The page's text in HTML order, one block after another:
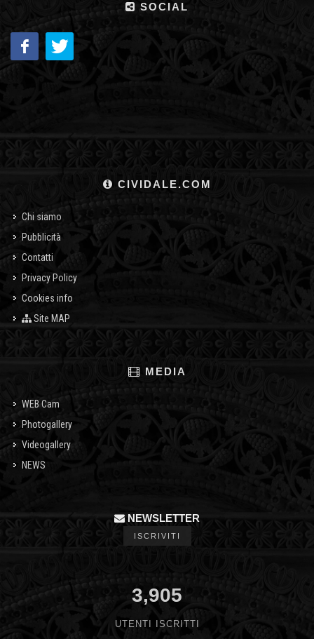
SOCIAL
CIVIDALE.COM
Chi siamo
Pubblicità
Contatti
Privacy Policy
Cookies info
Site MAP
MEDIA
WEB Cam
Photogallery
Videogallery
NEWS
NEWSLETTER
ISCRIVITI
3,905
UTENTI ISCRITTI